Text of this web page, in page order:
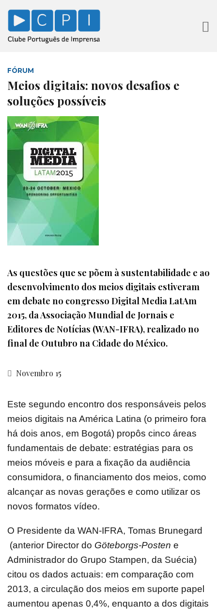
FÓRUM
Meios digitais: novos desafios e
soluções possíveis
As questões que se põem à sustentabilidade e ao
desenvolvimento dos meios digitais estiveram
em debate no congresso Digital Media LatAm
2015, da Associação Mundial de Jornais e
Editores de Notícias (WAN-IFRA), realizado no
final de Outubro na Cidade do México.
Novembro 15
Este segundo encontro dos responsáveis pelos
meios digitais na América Latina (o primeiro fora
há dois anos, em Bogotá) propôs cinco áreas
fundamentais de debate: estratégias para os
meios móveis e para a fixação da audiência
consumidora, o financiamento dos meios, como
alcançar as novas gerações e como utilizar os
novos formatos vídeo.
O Presidente da WAN-IFRA, Tomas Brunegard
(anterior Director do Göteborgs-Posten e
Administrador do Grupo Stampen, da Suécia)
citou os dados actuais: em comparação com
2013, a circulação dos meios em suporte papel
aumentou apenas 0,4%, enquanto a dos digitais